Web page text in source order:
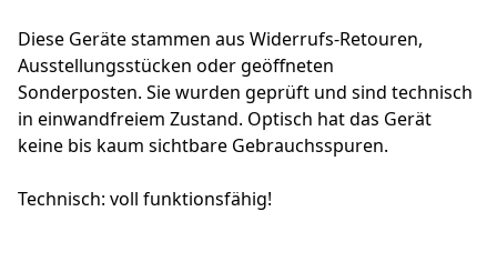
Diese Geräte stammen aus Widerrufs-Retouren,
Ausstellungsstücken oder geöffneten
Sonderposten. Sie wurden geprüft und sind technisch
in einwandfreiem Zustand. Optisch hat das Gerät
keine bis kaum sichtbare Gebrauchsspuren.
Technisch: voll funktionsfähig!